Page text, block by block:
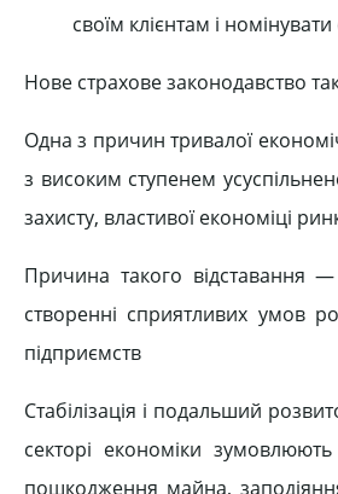
своїм клієнтам і
Нове страхове законодавство
Одна з причин тривалої
з високим ступенем
захисту, властивої економіці
Причина такого відставання
створенні сприятливих умов
підприємств
Стабілізація і подальший
секторі економіки
пошкодження майна,